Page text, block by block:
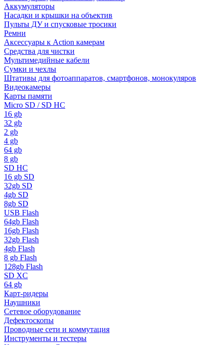
Аккумуляторы
Насадки и крышки на объектив
Пульты ДУ и спусковые тросики
Ремни
Аксессуары к Action камерам
Средства для чистки
Мультимедийные кабели
Сумки и чехлы
Штативы для фотоаппаратов, смартфонов, монокуляров
Видеокамеры
Карты памяти
Micro SD / SD HC
16 gb
32 gb
2 gb
4 gb
64 gb
8 gb
SD HC
16 gb SD
32gb SD
4gb SD
8gb SD
USB Flash
64gb Flash
16gb Flash
32gb Flash
4gb Flash
8 gb Flash
128gb Flash
SD XC
64 gb
Карт-ридеры
Наушники
Сетевое оборудование
Дефектоскопы
Проводные сети и коммутация
Инструменты и тестеры